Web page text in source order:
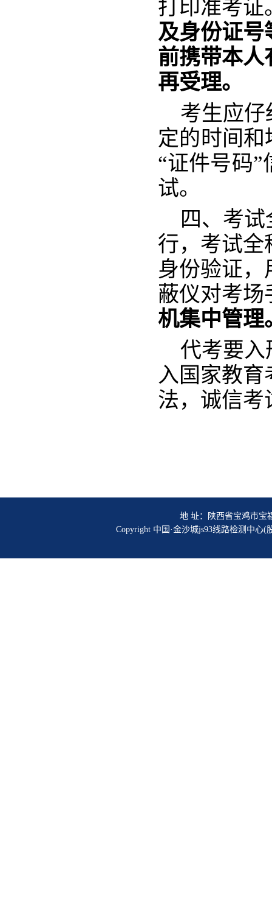
打印准考证
及身份证号
前携带本人
再受理。
考生应
定的时间和
“证件号码
试。
四、考
行，考试全
身份验证，
蔽仪对考场
机集中管理
代考要
入国家教育
法，诚信考
地 址：陕西省宝鸡市宝
Copyright 中国·金沙城js93线路检测中心(